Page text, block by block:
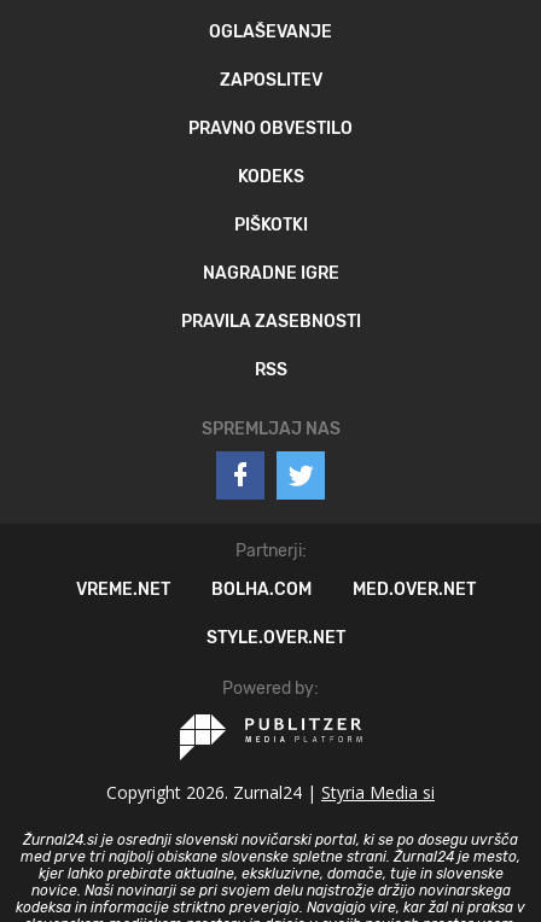
OGLAŠEVANJE
ZAPOSLITEV
PRAVNO OBVESTILO
KODEKS
PIŠKOTKI
NAGRADNE IGRE
PRAVILA ZASEBNOSTI
RSS
SPREMLJAJ NAS
Partnerji:
VREME.NET
BOLHA.COM MED.OVER.NET
STYLE.OVER.NET
Powered by:
Copyright 2026. Zurnal24 | Styria Media si
Žurnal24.si je osrednji slovenski novičarski portal, ki se po dosegu uvršča
med prve tri najbolj obiskane slovenske spletne strani. Žurnal24 je mesto,
kjer lahko prebirate aktualne, ekskluzivne, domače, tuje in slovenske
novice. Naši novinarji se pri svojem delu najstrožje držijo novinarskega
kodeksa in informacije striktno preverjajo. Navajajo vire, kar žal ni praksa v